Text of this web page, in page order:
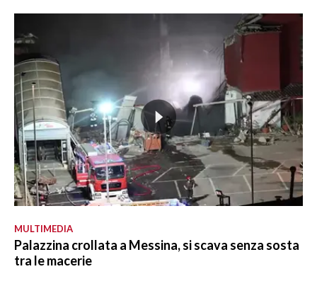
MULTIMEDIA
Palazzina crollata a Messina, si scava senza sosta
tra le macerie